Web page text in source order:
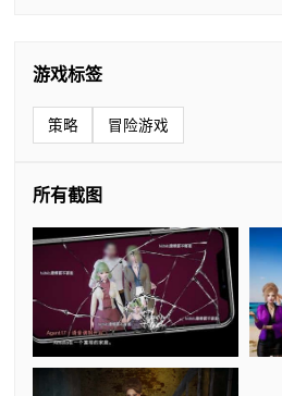
游戏标签
策略 冒险游戏
所有截图